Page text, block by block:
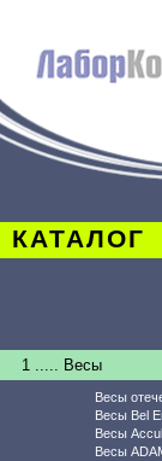
КАТАЛОГ
1 ..... Весы
Весы
Весы Bel
Весы
Весы